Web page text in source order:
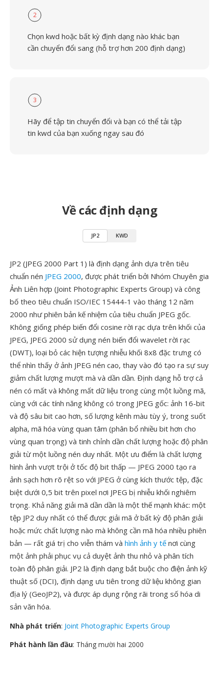
2
Chọn kwd hoặc bất kỳ định dạng nào khác bạn
cần chuyển đổi sang (hỗ trợ hơn 200 định dạng)
3
Hãy để tập tin chuyển đổi và bạn có thể tải tập
tin kwd của bạn xuống ngay sau đó
Về các định dạng
JP2 KWD
JP2 (JPEG 2000 Part 1) là định dạng ảnh dựa trên tiêu
chuẩn nén JPEG 2000, được phát triển bởi Nhóm Chuyên gia
Ảnh Liên hợp (Joint Photographic Experts Group) và công
bố theo tiêu chuẩn ISO/IEC 15444-1 vào tháng 12 năm
2000 như phiên bản kế nhiệm của tiêu chuẩn JPEG gốc.
Không giống phép biến đổi cosine rời rạc dựa trên khối của
JPEG, JPEG 2000 sử dụng nén biến đổi wavelet rời rạc
(DWT), loại bỏ các hiện tượng nhiễu khối 8x8 đặc trưng có
thể nhìn thấy ở ảnh JPEG nén cao, thay vào đó tạo ra sự suy
giảm chất lượng mượt mà và dần dần. Định dạng hỗ trợ cả
nén có mất và không mất dữ liệu trong cùng một luồng mã,
cùng với các tính năng không có trong JPEG gốc: ảnh 16-bit
và độ sâu bit cao hơn, số lượng kênh màu tùy ý, trong suốt
alpha, mã hóa vùng quan tâm (phân bổ nhiều bit hơn cho
vùng quan trọng) và tinh chỉnh dần chất lượng hoặc độ phân
giải từ một luồng nén duy nhất. Một ưu điểm là chất lượng
hình ảnh vượt trội ở tốc độ bit thấp — JPEG 2000 tạo ra
ảnh sạch hơn rõ rệt so với JPEG ở cùng kích thước tệp, đặc
biệt dưới 0,5 bit trên pixel nơi JPEG bị nhiễu khối nghiêm
trọng. Khả năng giải mã dần dần là một thế mạnh khác: một
tệp JP2 duy nhất có thể được giải mã ở bất kỳ độ phân giải
hoặc mức chất lượng nào mà không cần mã hóa nhiều phiên
bản — rất giá trị cho viễn thám và hình ảnh y tế nơi cùng
một ảnh phải phục vụ cả duyệt ảnh thu nhỏ và phân tích
toàn độ phân giải. JP2 là định dạng bắt buộc cho điện ảnh kỹ
thuật số (DCI), định dạng ưu tiên trong dữ liệu không gian
địa lý (GeoJP2), và được áp dụng rộng rãi trong số hóa di
sản văn hóa.
Nhà phát triển: Joint Photographic Experts Group
Phát hành lần đầu: Tháng mười hai 2000